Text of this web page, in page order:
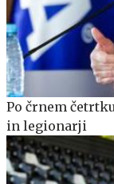
Po črnem
in legionarji